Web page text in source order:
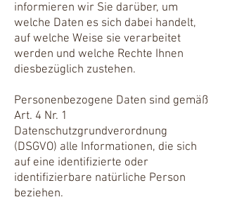
informieren wir Sie darüber, um
welche Daten es sich dabei handelt,
auf welche Weise sie verarbeitet
werden und welche Rechte Ihnen
diesbezüglich zustehen.
Personenbezogene Daten sind gemäß
Art. 4 Nr. 1
Datenschutzgrundverordnung
(DSGVO) alle Informationen, die sich
auf eine identifizierte oder
identifizierbare natürliche Person
beziehen.